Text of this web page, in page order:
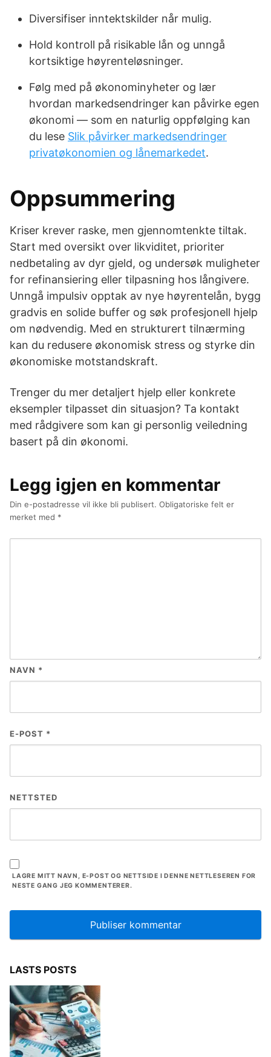
Diversifiser inntektskilder når mulig.
Hold kontroll på risikable lån og unngå
kortsiktige høyrenteløsninger.
Følg med på økonominyheter og lær
hvordan markedsendringer kan påvirke egen
økonomi — som en naturlig oppfølging kan
du lese Slik påvirker markedsendringer
privatøkonomien og lånemarkedet.
Oppsummering
Kriser krever raske, men gjennomtenkte tiltak.
Start med oversikt over likviditet, prioriter
nedbetaling av dyr gjeld, og undersøk muligheter
for refinansiering eller tilpasning hos långivere.
Unngå impulsiv opptak av nye høyrentelån, bygg
gradvis en solide buffer og søk profesjonell hjelp
om nødvendig. Med en strukturert tilnærming
kan du redusere økonomisk stress og styrke din
økonomiske motstandskraft.
Trenger du mer detaljert hjelp eller konkrete
eksempler tilpasset din situasjon? Ta kontakt
med rådgivere som kan gi personlig veiledning
basert på din økonomi.
Legg igjen en kommentar
Din e-postadresse vil ikke bli publisert. Obligatoriske felt er
merket med *
NAVN *
E-POST *
NETTSTED
LAGRE MITT NAVN, E-POST OG NETTSIDE I DENNE NETTLESEREN FOR
NESTE GANG JEG KOMMENTERER.
LASTS POSTS